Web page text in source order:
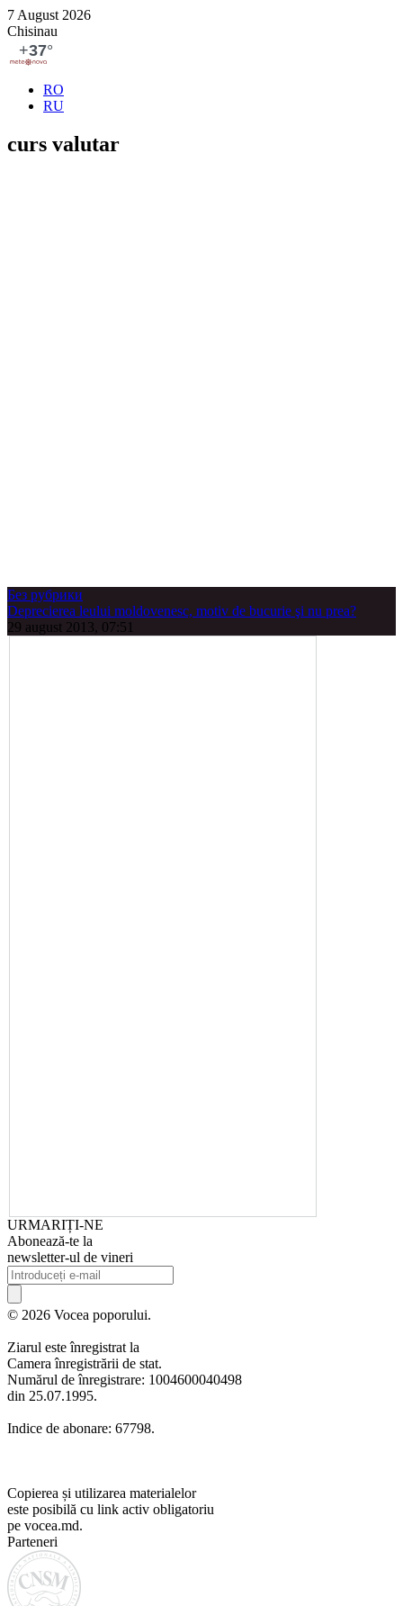
7 August 2026
Chisinau
RO
RU
curs valutar
Без рубрики
Deprecierea leului moldovenesc, motiv de bucurie şi nu prea?
29 august 2013, 07:51
URMARIȚI-NE
Abonează-te la
newsletter-ul de vineri
© 2026 Vocea poporului.
Ziarul este înregistrat la
Camera înregistrării de stat.
Numărul de înregistrare: 1004600040498
din 25.07.1995.
Indice de abonare: 67798.
Copierea și utilizarea materialelor
este posibilă cu link activ obligatoriu
pe vocea.md.
Parteneri